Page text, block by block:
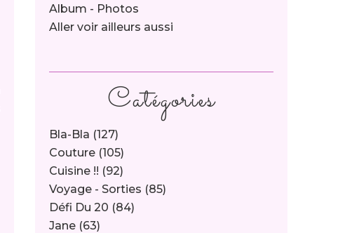
Catégories
Bla-Bla (127)
Couture (105)
Cuisine !! (92)
Voyage - Sorties (85)
Défi Du 20 (84)
Jane (63)
Album - Photos
Aller voir ailleurs aussi